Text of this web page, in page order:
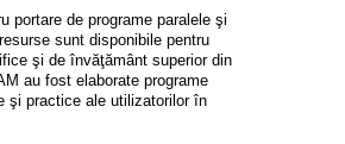
portare de programe paralele şi
sunt disponibile pentru
şi de învăţământ superior din
au fost elaborate programe
şi practice ale utilizatorilor în